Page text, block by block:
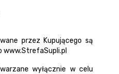
przez Kupującego są
www.StrefaSupli.pl
wyłącznie w celu